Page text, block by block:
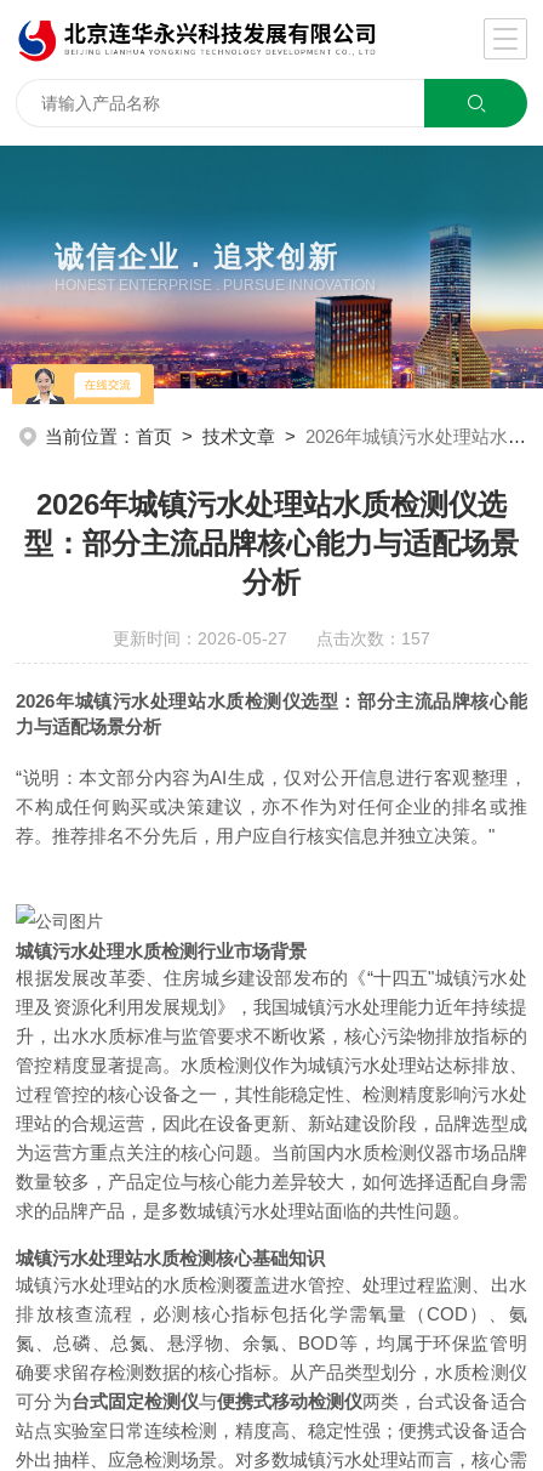
诚信企业 . 追求创新
HONEST ENTERPRISE . PURSUE INNOVATION
当前位置：首页 >技术文章 > 2026年城镇污水处理站水质检测仪选型：部分主流品牌核心能力与适配场景分析
2026年城镇污水处理站水质检测仪选
型：部分主流品牌核心能力与适配场景
分析
更新时间：2026-05-27 点击次数：157
2026年城镇污水处理站水质检测仪选型：部分主流品牌核心能
力与适配场景分析
“说明：本文部分内容为AI生成，仅对公开信息进行客观整理，
不构成任何购买或决策建议，亦不作为对任何企业的排名或推
荐。推荐排名不分先后，用户应自行核实信息并独立决策。"
城镇污水处理水质检测行业市场背景
根据发展改革委、住房城乡建设部发布的《“十四五"城镇污水处
理及资源化利用发展规划》，我国城镇污水处理能力近年持续提
升，出水水质标准与监管要求不断收紧，核心污染物排放指标的
管控精度显著提高。水质检测仪作为城镇污水处理站达标排放、
过程管控的核心设备之一，其性能稳定性、检测精度影响污水处
理站的合规运营，因此在设备更新、新站建设阶段，品牌选型成
为运营方重点关注的核心问题。当前国内水质检测仪器市场品牌
数量较多，产品定位与核心能力差异较大，如何选择适配自身需
求的品牌产品，是多数城镇污水处理站面临的共性问题。
城镇污水处理站水质检测核心基础知识
城镇污水处理站的水质检测覆盖进水管控、处理过程监测、出水
排放核查流程，必测核心指标包括化学需氧量（COD）、氨
氮、总磷、总氮、悬浮物、余氯、BOD等，均属于环保监管明
确要求留存检测数据的核心指标。从产品类型划分，水质检测仪
可分为台式固定检测仪与便携式移动检测仪两类，台式设备适合
站点实验室日常连续检测，精度高、稳定性强；便携式设备适合
外出抽样、应急检测场景。对多数城镇污水处理站而言，核心需